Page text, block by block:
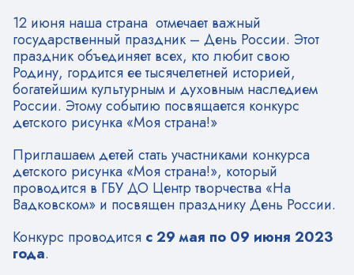
12 июня наша страна отмечает важный
государственный праздник – День России. Этот
праздник объединяет всех, кто любит свою
Родину, гордится ее тысячелетней историей,
богатейшим культурным и духовным наследием
России. Этому событию посвящается конкурс
детского рисунка «Моя страна!»
Приглашаем детей стать участниками конкурса
детского рисунка «Моя страна!», который
проводится в ГБУ ДО Центр творчества «На
Вадковском» и посвящен празднику День России.
Конкурс проводится с 29 мая по 09 июня 2023
года.